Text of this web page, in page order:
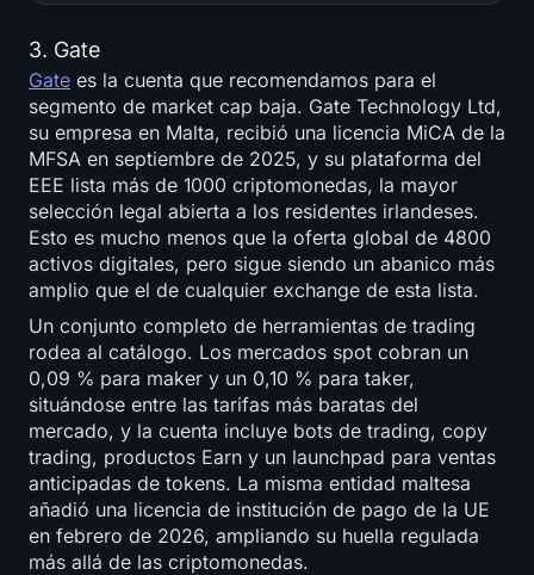
3. Gate
Gate es la cuenta que recomendamos para el
segmento de market cap baja. Gate Technology Ltd,
su empresa en Malta, recibió una licencia MiCA de la
MFSA en septiembre de 2025, y su plataforma del
EEE lista más de 1000 criptomonedas, la mayor
selección legal abierta a los residentes irlandeses.
Esto es mucho menos que la oferta global de 4800
activos digitales, pero sigue siendo un abanico más
amplio que el de cualquier exchange de esta lista.
Un conjunto completo de herramientas de trading
rodea al catálogo. Los mercados spot cobran un
0,09 % para maker y un 0,10 % para taker,
situándose entre las tarifas más baratas del
mercado, y la cuenta incluye bots de trading, copy
trading, productos Earn y un launchpad para ventas
anticipadas de tokens. La misma entidad maltesa
añadió una licencia de institución de pago de la UE
en febrero de 2026, ampliando su huella regulada
más allá de las criptomonedas.